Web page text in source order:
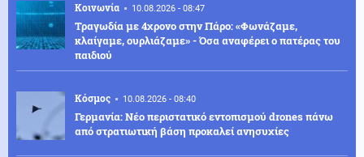
Κοινωνία 10.08.2026 - 08:47
Τραγωδία με 4χρονο στην Πάρο: «Φωνάζαμε,
κλαίγαμε, ουρλιάζαμε» - Όσα αναφέρει ο πατέρας του
παιδιού
Κόσμος 10.08.2026 - 08:40
Γερμανία: Νέο περιστατικό εντοπισμού drones πάνω
από στρατιωτική βάση προκαλεί ανησυχίες